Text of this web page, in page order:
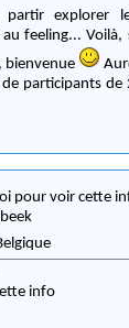
partir explorer
si d'autres sont dans
bienvenue
Aurelie PS: on est obligés
participants de
pour voir cette
info